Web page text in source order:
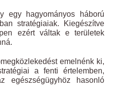
egy hagyományos háború
stratégiaiak. Kiegészítve
ezért váltak e területek
emelnénk ki,
a fenti értelemben,
egészségügyhöz hasonló